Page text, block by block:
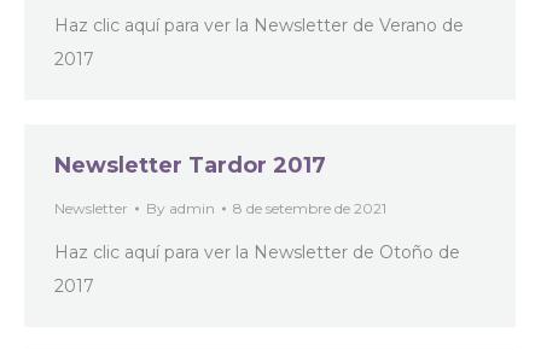
Haz clic aquí para ver la Newsletter de Verano de
2017
Newsletter Tardor 2017
Newsletter By admin 8 de setembre de 2021
Haz clic aquí para ver la Newsletter de Otoño de
2017